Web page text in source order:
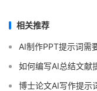
相关推荐
AI制作PPT提示词需
如何编写AI总结文献
博士论文AI写作提示